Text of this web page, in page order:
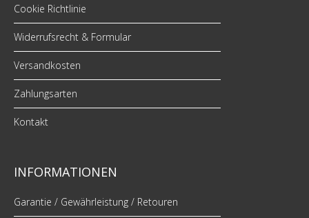
Cookie Richtlinie
Widerrufsrecht & Formular
Versandkosten
Zahlungsarten
Kontakt
INFORMATIONEN
Garantie / Gewährleistung / Retouren